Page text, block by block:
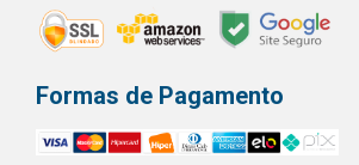
Formas de Pagamento